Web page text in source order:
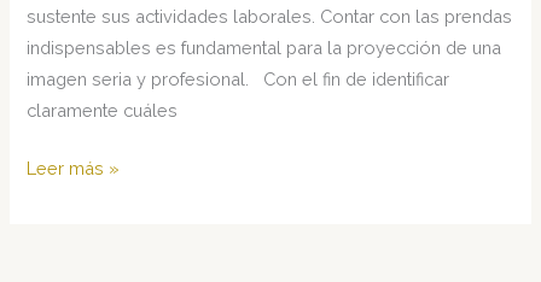
sustente sus actividades laborales. Contar con las prendas
indispensables es fundamental para la proyección de una
imagen seria y profesional. Con el fin de identificar
claramente cuáles
Hombres:
Leer más »